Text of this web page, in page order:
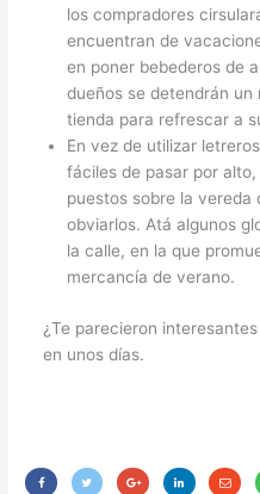
los compradores
encuentran de
en poner bebederos de
dueños se detendrán
tienda para refrescar a
En vez de utilizar
fáciles de pasar por
puestos sobre la vereda
obviarlos. Atá algunos
la calle, en la que
mercancía de verano.
¿Te parecieron
en unos días.